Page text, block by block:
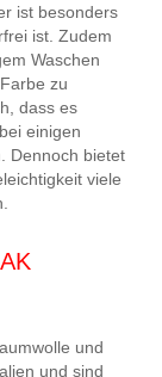
ist besonders
ist. Zudem
Waschen
zu
dass es
einigen
Dennoch bietet
viele
und
und sind